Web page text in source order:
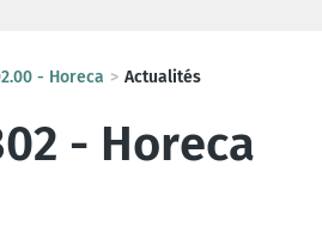
- Horeca Actualités
- Horeca